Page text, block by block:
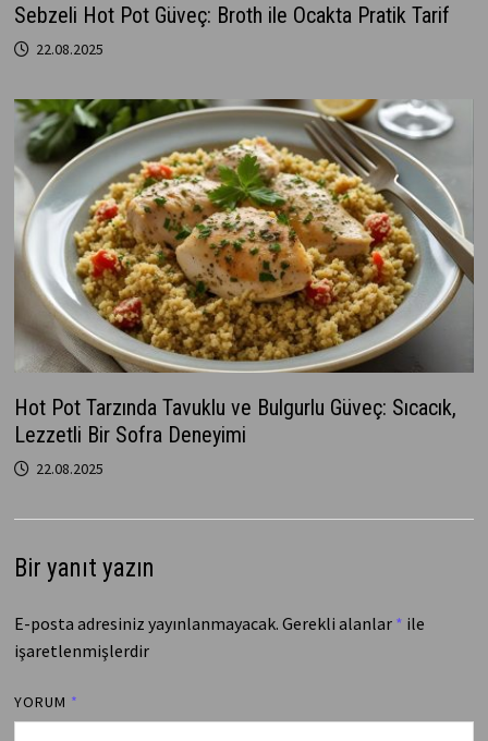
Sebzeli Hot Pot Güveç: Broth ile Ocakta Pratik Tarif
22.08.2025
Hot Pot Tarzında Tavuklu ve Bulgurlu Güveç: Sıcacık,
Lezzetli Bir Sofra Deneyimi
22.08.2025
Bir yanıt yazın
E-posta adresiniz yayınlanmayacak. Gerekli alanlar * ile
işaretlenmişlerdir
YORUM *